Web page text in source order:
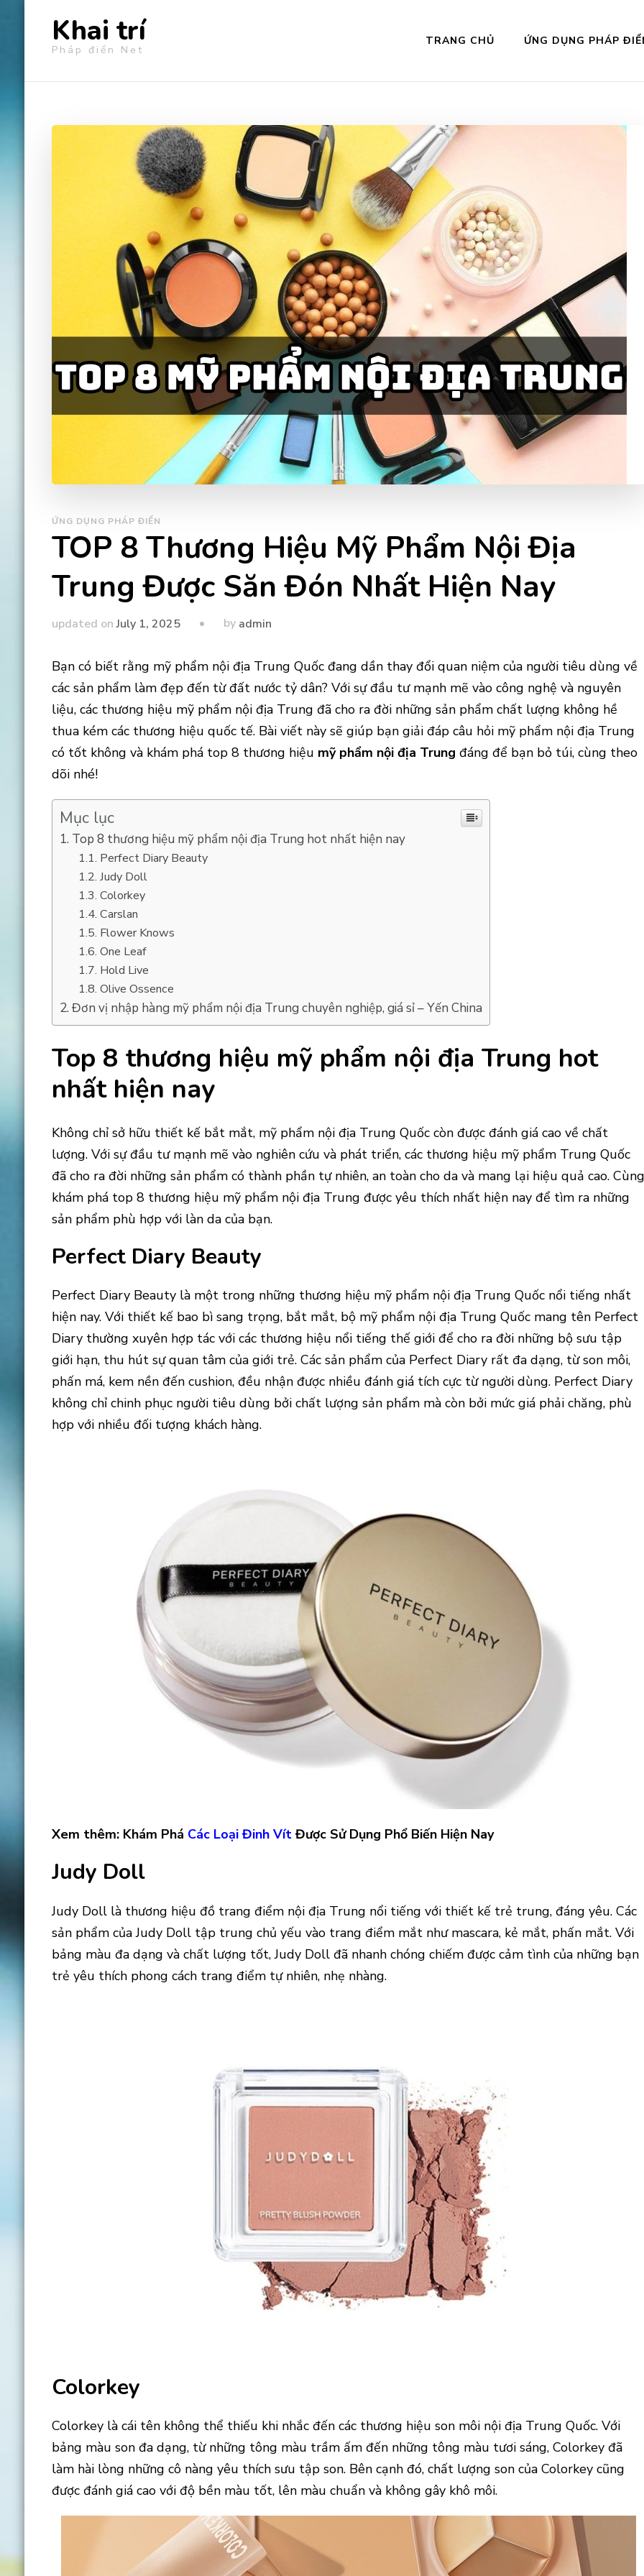
Khai trí
Pháp điển Net
TRANG CHỦ ỨNG DỤNG PHÁP
ỨNG DỤNG PHÁP ĐIỂN
TOP 8 Thương Hiệu Mỹ Phẩm Nội Địa
Trung Được Săn Đón Nhất Hiện Nay
updated onJuly 1, 2025 by admin
Bạn có biết rằng mỹ phẩm nội địa Trung Quốc đang dần thay đổi quan niệm của người tiêu dùng về
các sản phẩm làm đẹp đến từ đất nước tỷ dân? Với sự đầu tư mạnh mẽ vào công nghệ và nguyên
liệu, các thương hiệu mỹ phẩm nội địa Trung đã cho ra đời những sản phẩm chất lượng không hề
thua kém các thương hiệu quốc tế. Bài viết này sẽ giúp bạn giải đáp câu hỏi mỹ phẩm nội địa Trung
có tốt không và khám phá top 8 thương hiệu mỹ phẩm nội địa Trung đáng để bạn bỏ túi, cùng theo
dõi nhé!
Mục lục
Top 8 thương hiệu mỹ phẩm nội địa Trung hot nhất hiện nay
Perfect Diary Beauty
Judy Doll
Colorkey
Carslan
Flower Knows
One Leaf
Hold Live
Olive Ossence
Đơn vị nhập hàng mỹ phẩm nội địa Trung chuyên nghiệp, giá sỉ – Yến China
Top 8 thương hiệu mỹ phẩm nội địa Trung hot
nhất hiện nay
Không chỉ sở hữu thiết kế bắt mắt, mỹ phẩm nội địa Trung Quốc còn được đánh giá cao về chất
lượng. Với sự đầu tư mạnh mẽ vào nghiên cứu và phát triển, các thương hiệu mỹ phẩm Trung Quốc
đã cho ra đời những sản phẩm có thành phần tự nhiên, an toàn cho da và mang lại hiệu quả cao. Cùng
khám phá top 8 thương hiệu mỹ phẩm nội địa Trung được yêu thích nhất hiện nay để tìm ra những
sản phẩm phù hợp với làn da của bạn.
Perfect Diary Beauty
Perfect Diary Beauty là một trong những thương hiệu mỹ phẩm nội địa Trung Quốc nổi tiếng nhất
hiện nay. Với thiết kế bao bì sang trọng, bắt mắt, bộ mỹ phẩm nội địa Trung Quốc mang tên Perfect
Diary thường xuyên hợp tác với các thương hiệu nổi tiếng thế giới để cho ra đời những bộ sưu tập
giới hạn, thu hút sự quan tâm của giới trẻ. Các sản phẩm của Perfect Diary rất đa dạng, từ son môi,
phấn má, kem nền đến cushion, đều nhận được nhiều đánh giá tích cực từ người dùng. Perfect Diary
không chỉ chinh phục người tiêu dùng bởi chất lượng sản phẩm mà còn bởi mức giá phải chăng, phù
hợp với nhiều đối tượng khách hàng.
Xem thêm: Khám Phá Các Loại Đinh VítĐược Sử Dụng Phổ Biến Hiện Nay
Judy Doll
Judy Doll là thương hiệu đồ trang điểm nội địa Trung nổi tiếng với thiết kế trẻ trung, đáng yêu. Các
sản phẩm của Judy Doll tập trung chủ yếu vào trang điểm mắt như mascara, kẻ mắt, phấn mắt. Với
bảng màu đa dạng và chất lượng tốt, Judy Doll đã nhanh chóng chiếm được cảm tình của những bạn
trẻ yêu thích phong cách trang điểm tự nhiên, nhẹ nhàng.
Colorkey
Colorkey là cái tên không thể thiếu khi nhắc đến các thương hiệu son môi nội địa Trung Quốc. Với
bảng màu son đa dạng, từ những tông màu trầm ấm đến những tông màu tươi sáng, Colorkey đã
làm hài lòng những cô nàng yêu thích sưu tập son. Bên cạnh đó, chất lượng son của Colorkey cũng
được đánh giá cao với độ bền màu tốt, lên màu chuẩn và không gây khô môi.